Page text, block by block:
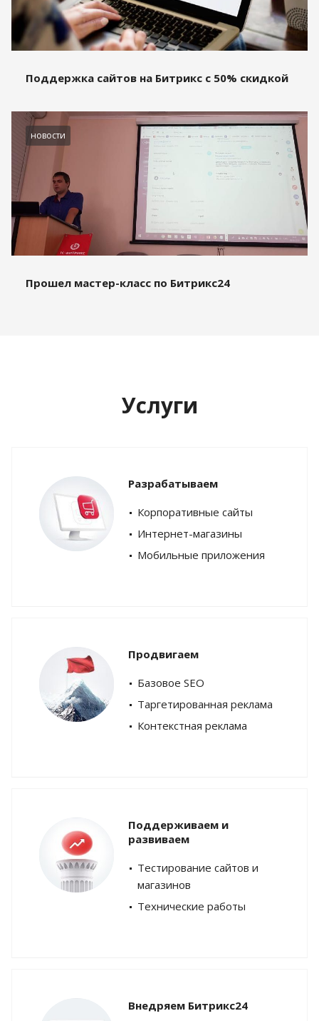
Поддержка сайтов на Битрикс с 50% скидкой
новости
Прошел мастер-класс по Битрикс24
Услуги
Разрабатываем
Корпоративные сайты
Интернет-магазины
Мобильные приложения
Продвигаем
Базовое SEO
Таргетированная реклама
Контекстная реклама
Поддерживаем и
развиваем
Тестирование сайтов и
магазинов
Технические работы
Внедряем Битрикс24